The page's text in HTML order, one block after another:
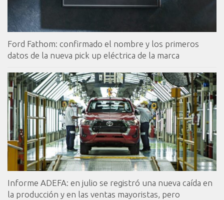
Ford Fathom: confirmado el nombre y los primeros
datos de la nueva pick up eléctrica de la marca
Informe ADEFA: en julio se registró una nueva caída en
la producción y en las ventas mayoristas, pero